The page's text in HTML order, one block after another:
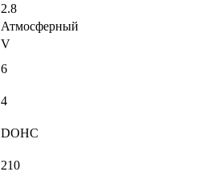
2.8
Атмосферный
V
6
4
DOHC
210